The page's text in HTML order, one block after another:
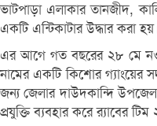
ভাটপাড়া এলাকার তানজীদ,
একটি এন্টিকাটার উদ্ধার করা
এর আগে গত বছরের ২৮ মে
নামের একটি কিশোর গ্যাংয়ের
জন্য জেলার দাউদকান্দি
প্রযুক্তি ব্যবহার করে র‍্যাবের